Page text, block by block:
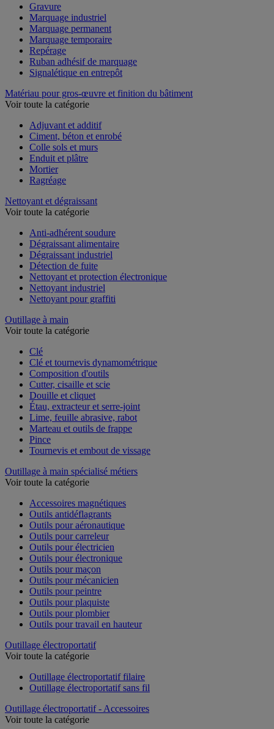
Gravure
Marquage industriel
Marquage permanent
Marquage temporaire
Repérage
Ruban adhésif de marquage
Signalétique en entrepôt
Matériau pour gros-œuvre et finition du bâtiment
Voir toute la catégorie
Adjuvant et additif
Ciment, béton et enrobé
Colle sols et murs
Enduit et plâtre
Mortier
Ragréage
Nettoyant et dégraissant
Voir toute la catégorie
Anti-adhérent soudure
Dégraissant alimentaire
Dégraissant industriel
Détection de fuite
Nettoyant et protection électronique
Nettoyant industriel
Nettoyant pour graffiti
Outillage à main
Voir toute la catégorie
Clé
Clé et tournevis dynamométrique
Composition d'outils
Cutter, cisaille et scie
Douille et cliquet
Étau, extracteur et serre-joint
Lime, feuille abrasive, rabot
Marteau et outils de frappe
Pince
Tournevis et embout de vissage
Outillage à main spécialisé métiers
Voir toute la catégorie
Accessoires magnétiques
Outils antidéflagrants
Outils pour aéronautique
Outils pour carreleur
Outils pour électricien
Outils pour électronique
Outils pour maçon
Outils pour mécanicien
Outils pour peintre
Outils pour plaquiste
Outils pour plombier
Outils pour travail en hauteur
Outillage électroportatif
Voir toute la catégorie
Outillage électroportatif filaire
Outillage électroportatif sans fil
Outillage électroportatif - Accessoires
Voir toute la catégorie